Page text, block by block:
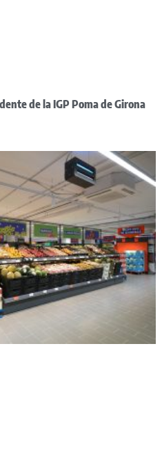
de la IGP Poma de Girona